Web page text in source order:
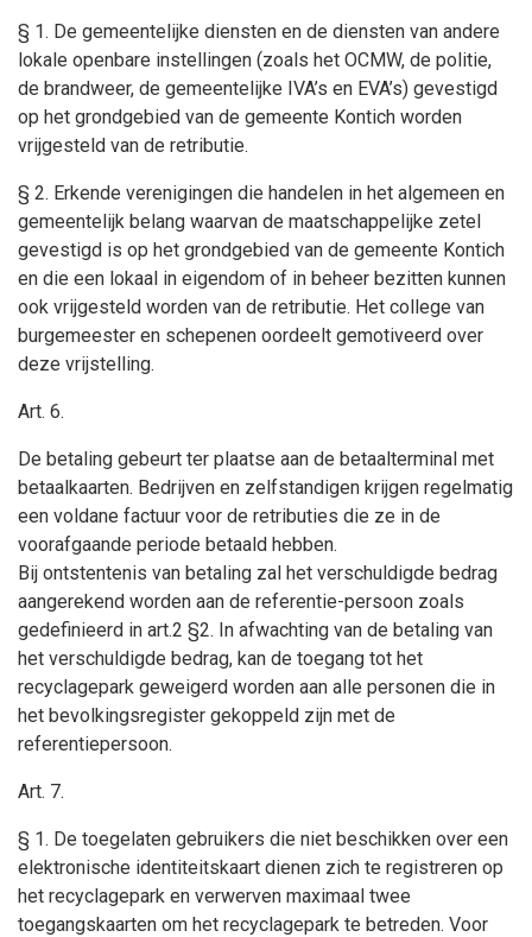
§ 1. De gemeentelijke diensten en de diensten van andere
lokale openbare instellingen (zoals het OCMW, de politie,
de brandweer, de gemeentelijke IVA’s en EVA’s) gevestigd
op het grondgebied van de gemeente Kontich worden
vrijgesteld van de retributie.
§ 2. Erkende verenigingen die handelen in het algemeen en
gemeentelijk belang waarvan de maatschappelijke zetel
gevestigd is op het grondgebied van de gemeente Kontich
en die een lokaal in eigendom of in beheer bezitten kunnen
ook vrijgesteld worden van de retributie. Het college van
burgemeester en schepenen oordeelt gemotiveerd over
deze vrijstelling.
Art. 6.
De betaling gebeurt ter plaatse aan de betaalterminal met
betaalkaarten. Bedrijven en zelfstandigen krijgen regelmatig
een voldane factuur voor de retributies die ze in de
voorafgaande periode betaald hebben.
Bij ontstentenis van betaling zal het verschuldigde bedrag
aangerekend worden aan de referentie-persoon zoals
gedefinieerd in art.2 §2. In afwachting van de betaling van
het verschuldigde bedrag, kan de toegang tot het
recyclagepark geweigerd worden aan alle personen die in
het bevolkingsregister gekoppeld zijn met de
referentiepersoon.
Art. 7.
§ 1. De toegelaten gebruikers die niet beschikken over een
elektronische identiteitskaart dienen zich te registreren op
het recyclagepark en verwerven maximaal twee
toegangskaarten om het recyclagepark te betreden. Voor